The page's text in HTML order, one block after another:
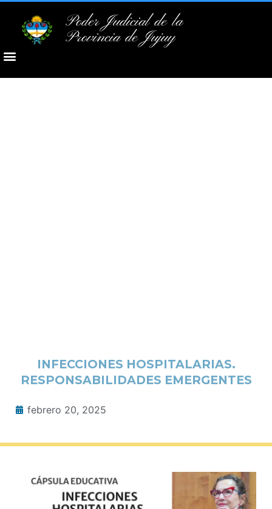
Poder Judicial de la
Provincia de Jujuy
INFECCIONES HOSPITALARIAS.
RESPONSABILIDADES EMERGENTES
febrero 20, 2025